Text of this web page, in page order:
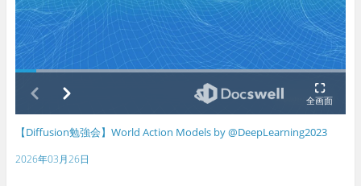
【Diffusion勉強会】World Action Models by @DeepLearning2023
2026年03月26日